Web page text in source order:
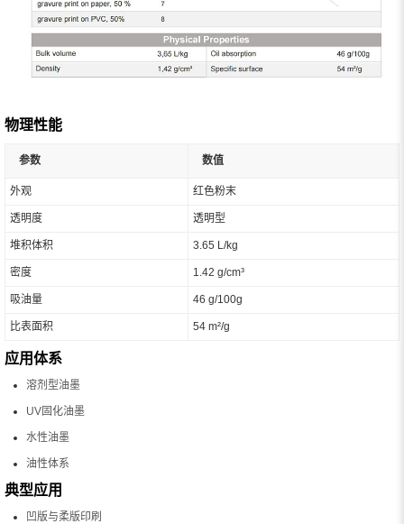
物理性能
参数 数值
外观 红色粉末
透明度 透明型
堆积体积 3.65 L/kg
密度 1.42 g/cm³
吸油量 46 g/100g
比表面积 54 m²/g
应用体系
溶剂型油墨
UV固化油墨
水性油墨
油性体系
典型应用
凹版与柔版印刷